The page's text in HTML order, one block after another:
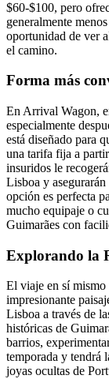
$60-$100, pero
generalmente
oportunidad de ver
el camino.
Forma más
En Arrival Wagon,
especialmente
está diseñado para
una tarifa fija a
insuridos le
Lisboa y
opción es perfecta
mucho equipaje o
Guimarães con
Explorando la
El viaje en sí mismo
impresionante
Lisboa a través de
históricas de
barrios,
temporada y tendrá
joyas ocultas de